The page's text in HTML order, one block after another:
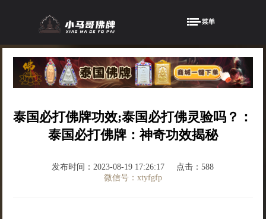
泰国必打佛牌功效;泰国必打佛灵验吗？：
泰国必打佛牌：神奇功效揭秘
发布时间：2023-08-19 17:26:17
点击：588
微信号：xtyfgfp